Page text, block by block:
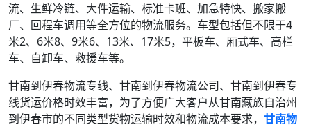
流、生鲜冷链、大件运输、标准卡班、加急特快、搬家搬
厂、回程车调用等全方位的物流服务。车型包括但不限于4
米2、6米8、9米6、13米、17米5，平板车、厢式车、高栏
车、自卸车、救援车等。
甘南到伊春物流专线、甘南到伊春物流公司、甘南到伊春专
线货运价格时效丰富，为了方便广大客户从甘南藏族自治州
到伊春市的不同类型货物运输时效和物流成本要求， 甘南物